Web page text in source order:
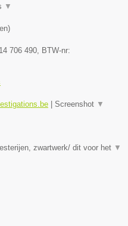
▼
)
706 490 , BTW-nr:
| Screenshot ▼
zwartwerk/ dit voor het ▼